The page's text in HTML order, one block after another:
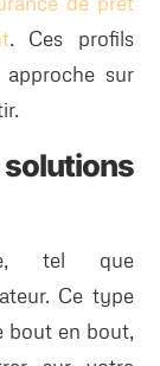
. Ces profils
approche sur
tel que
Ce type
bout en bout,